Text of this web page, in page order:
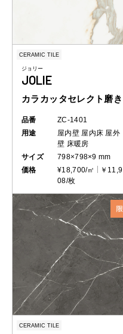
CERAMIC TILE
ジョリー
JOLIE
カラカッタセレクト磨き
品番
ZC-1401
用途
屋内壁 屋内床 屋外
壁 床暖房
サイズ
798×798×9 mm
価格
¥18,700/㎡
￥11,9
08/枚
CERAMIC TILE